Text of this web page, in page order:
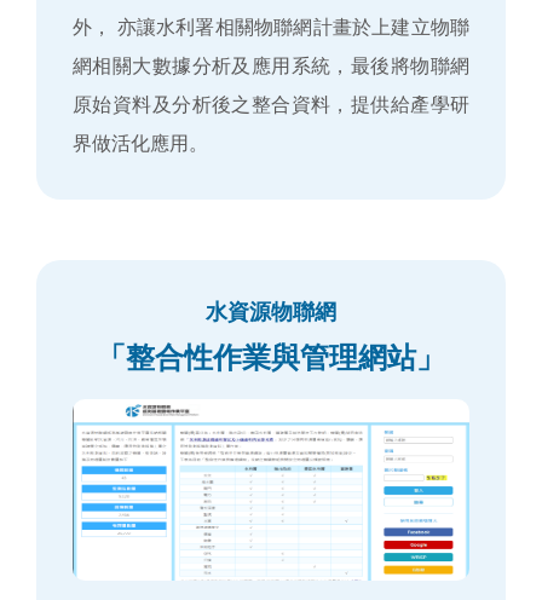
外， 亦讓水利署相關物聯網計畫於上建立物聯
網相關大數據分析及應用系統，最後將物聯網
原始資料及分析後之整合資料，提供給產學研
界做活化應用。
水資源物聯網
「整合性作業與管理網站」